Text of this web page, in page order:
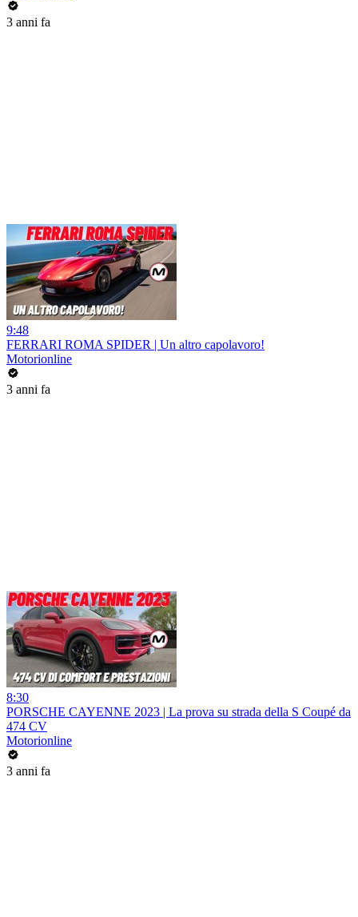
3 anni fa
9:48
FERRARI ROMA SPIDER | Un altro capolavoro!
Motorionline
3 anni fa
8:30
PORSCHE CAYENNE 2023 | La prova su strada della S Coupé da
474 CV
Motorionline
3 anni fa